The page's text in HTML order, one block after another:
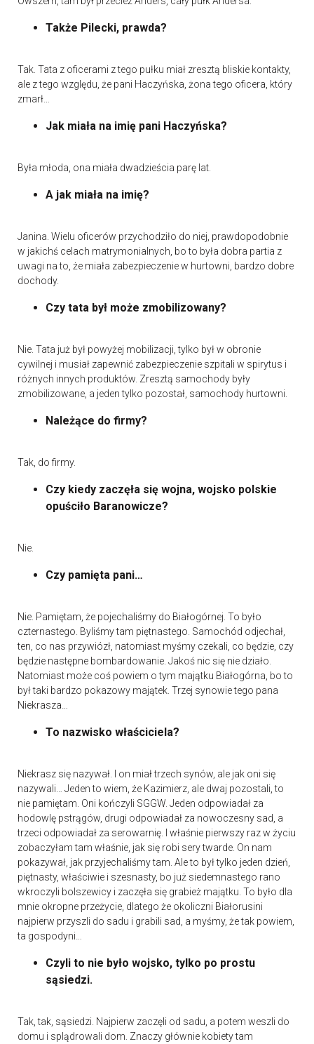
Także Pilecki, prawda?
Tak. Tata z oficerami z tego pułku miał zresztą bliskie kontakty,
ale z tego względu, że pani Haczyńska, żona tego oficera, który
zmarł…
Jak miała na imię pani Haczyńska?
Była młoda, ona miała dwadzieścia parę lat.
A jak miała na imię?
Janina. Wielu oficerów przychodziło do niej, prawdopodobnie
w jakichś celach matrymonialnych, bo to była dobra partia z
uwagi na to, że miała zabezpieczenie w hurtowni, bardzo dobre
dochody.
Czy tata był może zmobilizowany?
Nie. Tata już był powyżej mobilizacji, tylko był w obronie
cywilnej i musiał zapewnić zabezpieczenie szpitali w spirytus i
różnych innych produktów. Zresztą samochody były
zmobilizowane, a jeden tylko pozostał, samochody hurtowni.
Należące do firmy?
Tak, do firmy.
Czy kiedy zaczęła się wojna, wojsko polskie
opuściło Baranowicze?
Nie.
Czy pamięta pani…
Nie. Pamiętam, że pojechaliśmy do Białogórnej. To było
czternastego. Byliśmy tam piętnastego. Samochód odjechał,
ten, co nas przywiózł, natomiast myśmy czekali, co będzie, czy
będzie następne bombardowanie. Jakoś nic się nie działo.
Natomiast może coś powiem o tym majątku Białogórna, bo to
był taki bardzo pokazowy majątek. Trzej synowie tego pana
Niekrasza…
To nazwisko właściciela?
Niekrasz się nazywał. I on miał trzech synów, ale jak oni się
nazywali… Jeden to wiem, że Kazimierz, ale dwaj pozostali, to
nie pamiętam. Oni kończyli SGGW. Jeden odpowiadał za
hodowlę pstrągów, drugi odpowiadał za nowoczesny sad, a
trzeci odpowiadał za serowarnię. I właśnie pierwszy raz w życiu
zobaczyłam tam właśnie, jak się robi sery twarde. On nam
pokazywał, jak przyjechaliśmy tam. Ale to był tylko jeden dzień,
piętnasty, właściwie i szesnasty, bo już siedemnastego rano
wkroczyli bolszewicy i zaczęła się grabież majątku. To było dla
mnie okropne przeżycie, dlatego że okoliczni Białorusini
najpierw przyszli do sadu i grabili sad, a myśmy, że tak powiem,
ta gospodyni…
Czyli to nie było wojsko, tylko po prostu
sąsiedzi.
Tak, tak, sąsiedzi. Najpierw zaczęli od sadu, a potem weszli do
domu i splądrowali dom. Znaczy głównie kobiety tam